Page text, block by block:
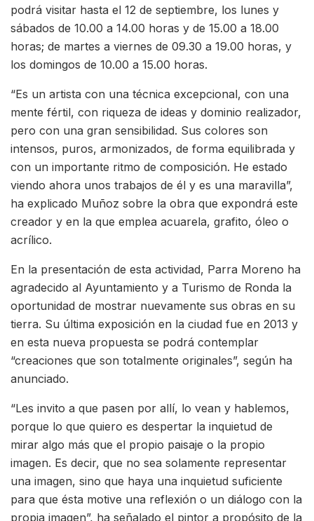
podrá visitar hasta el 12 de septiembre, los lunes y
sábados de 10.00 a 14.00 horas y de 15.00 a 18.00
horas; de martes a viernes de 09.30 a 19.00 horas, y
los domingos de 10.00 a 15.00 horas.
“Es un artista con una técnica excepcional, con una
mente fértil, con riqueza de ideas y dominio realizador,
pero con una gran sensibilidad. Sus colores son
intensos, puros, armonizados, de forma equilibrada y
con un importante ritmo de composición. He estado
viendo ahora unos trabajos de él y es una maravilla”,
ha explicado Muñoz sobre la obra que expondrá este
creador y en la que emplea acuarela, grafito, óleo o
acrílico.
En la presentación de esta actividad, Parra Moreno ha
agradecido al Ayuntamiento y a Turismo de Ronda la
oportunidad de mostrar nuevamente sus obras en su
tierra. Su última exposición en la ciudad fue en 2013 y
en esta nueva propuesta se podrá contemplar
“creaciones que son totalmente originales”, según ha
anunciado.
“Les invito a que pasen por allí, lo vean y hablemos,
porque lo que quiero es despertar la inquietud de
mirar algo más que el propio paisaje o la propio
imagen. Es decir, que no sea solamente representar
una imagen, sino que haya una inquietud suficiente
para que ésta motive una reflexión o un diálogo con la
propia imagen”, ha señalado el pintor a propósito de la